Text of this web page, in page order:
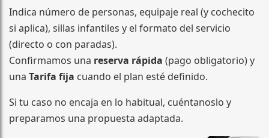
Indica número de personas, equipaje real (y cochecito
si aplica), sillas infantiles y el formato del servicio
(directo o con paradas).
Confirmamos una reserva rápida (pago obligatorio) y
una Tarifa fija cuando el plan esté definido.
Si tu caso no encaja en lo habitual, cuéntanoslo y
preparamos una propuesta adaptada.